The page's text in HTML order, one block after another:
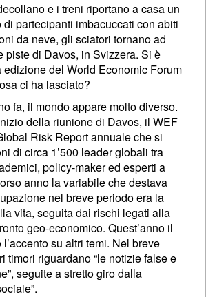
e i treni riportano a casa un
partecipanti imbacuccati con abiti
da neve, gli sciatori tornano ad
piste di Davos, in Svizzera. Si è
edizione del World Economic Forum
ci ha lasciato?
fa, il mondo appare molto diverso.
della riunione di Davos, il WEF
Risk Report annuale che si
di circa 1’500 leader globali tra
policy-maker ed esperti a
anno la variabile che destava
nel breve periodo era la
vita, seguita dai rischi legati alla
geo-economico. Quest’anno il
su altri temi. Nel breve
timori riguardano “le notizie false e
seguite a stretto giro dalla